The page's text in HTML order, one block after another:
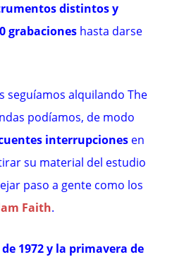
distintos y
grabaciones hasta darse
seguíamos alquilando The
podíamos, de modo
interrupciones en
su material del estudio
paso a gente como los
Faith.
1972 y la primavera de